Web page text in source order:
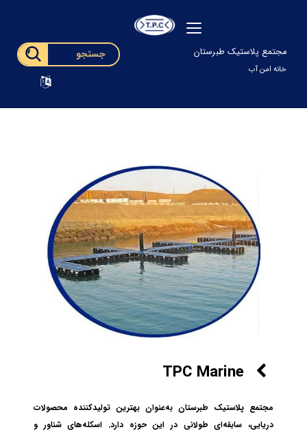
مجتمع پلاستیک طبرستان
خانه امن آب
TPC Marine
مجتمع پلاستیک طبرستان به‌عنوان بهترین تولیدکننده محصولات
دریایی، سابقه‌ای طولانی در این حوزه دارد. اسکله‌های شناور و